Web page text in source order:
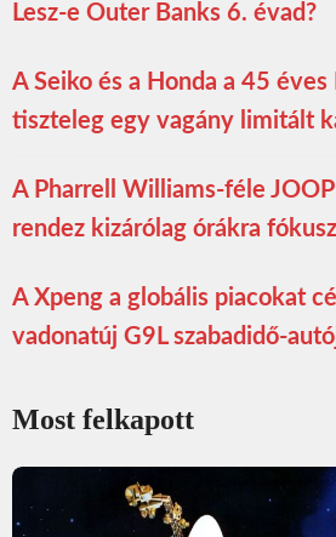
Lesz-e Outer Banks 6. évad?
A Seiko és a Honda a 45
tiszteleg egy vagány limitált
A Pharrell Williams-féle
rendez kizárólag órákra
A Xpeng a globális piacokat
vadonatúj G9L szabadidő-
Most felkapott